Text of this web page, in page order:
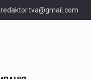
redaktor.tva@gmail.com